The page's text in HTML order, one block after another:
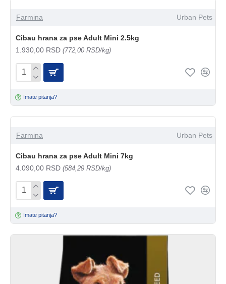
Farmina Urban Pets
Cibau hrana za pse Adult Mini 2.5kg
1.930,00 RSD (772,00 RSD/kg)
Imate pitanja?
Farmina Urban Pets
Cibau hrana za pse Adult Mini 7kg
4.090,00 RSD (584,29 RSD/kg)
Imate pitanja?